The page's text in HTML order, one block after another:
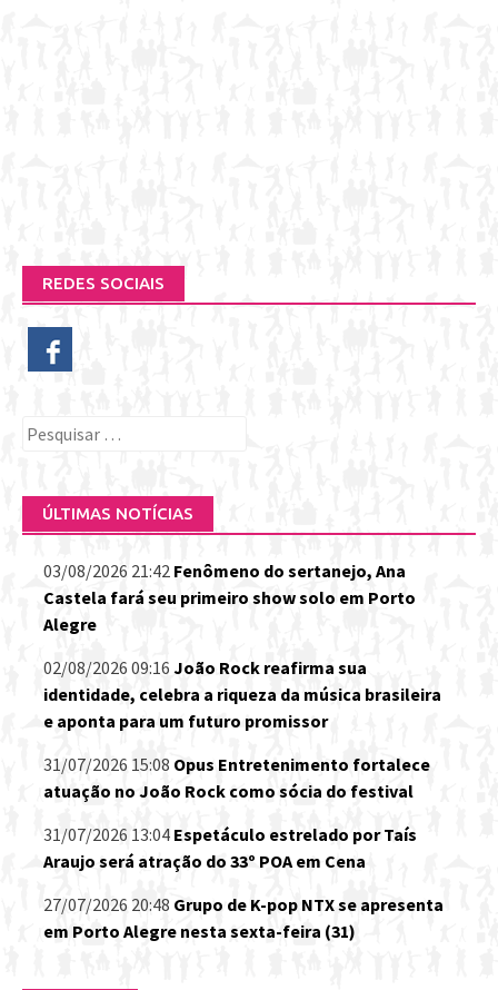
REDES SOCIAIS
Pesquisar
ÚLTIMAS NOTÍCIAS
03/08/2026 21:42 Fenômeno do sertanejo, Ana
Castela fará seu primeiro show solo em Porto
Alegre
02/08/2026 09:16 João Rock reafirma sua
identidade, celebra a riqueza da música brasileira
e aponta para um futuro promissor
31/07/2026 15:08 Opus Entretenimento fortalece
atuação no João Rock como sócia do festival
31/07/2026 13:04 Espetáculo estrelado por Taís
Araujo será atração do 33º POA em Cena
27/07/2026 20:48 Grupo de K-pop NTX se apresenta
em Porto Alegre nesta sexta-feira (31)